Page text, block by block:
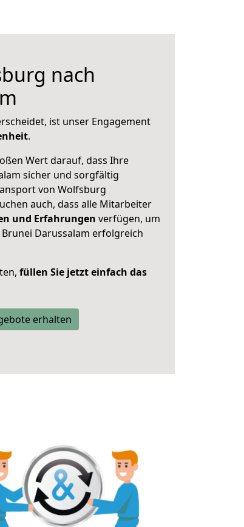
nach
ist unser Engagement
.
Wert darauf, dass Ihre
sicher und sorgfältig
von Wolfsburg
auch, dass alle Mitarbeiter
und Erfahrungen verfügen, um
Darussalam erfolgreich
füllen Sie jetzt einfach das
erhalten